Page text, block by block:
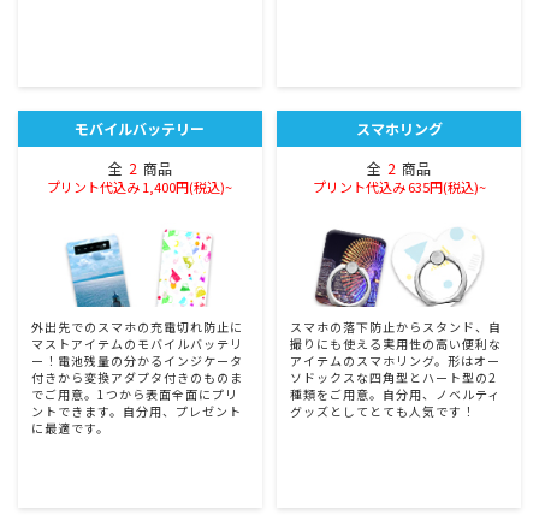
モバイルバッテリー
全 2 商品
プリント代込み 1,400円(税込)~
外出先でのスマホの充電切れ防止に
マストアイテムのモバイルバッテリ
ー！電池残量の分かるインジケータ
付きから変換アダプタ付きのものま
でご用意。1つから表面全面にプリ
ントできます。自分用、プレゼント
に最適です。
スマホリング
全 2 商品
プリント代込み 635円(税込)~
スマホの落下防止からスタンド、自
撮りにも使える実用性の高い便利な
アイテムのスマホリング。形はオー
ソドックスな四角型とハート型の2
種類をご用意。自分用、ノベルティ
グッズとしてとても人気です！